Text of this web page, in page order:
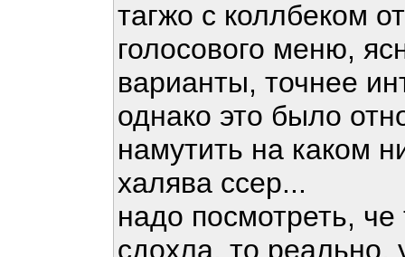
тагжо с коллбеком
голосового меню,
варианты, точнее
однако это было
намутить на каком
халява ссер...
надо посмотреть,
сдохла, то реально,